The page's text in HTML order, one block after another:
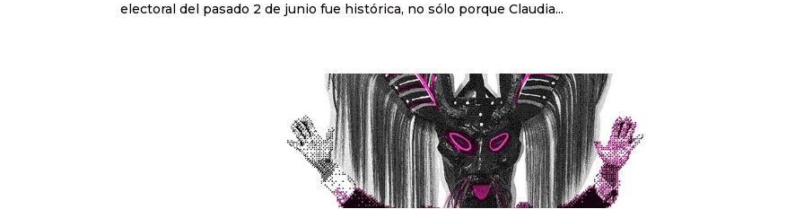
electoral del pasado 2 de junio fue histórica, no sólo porque Claudia...